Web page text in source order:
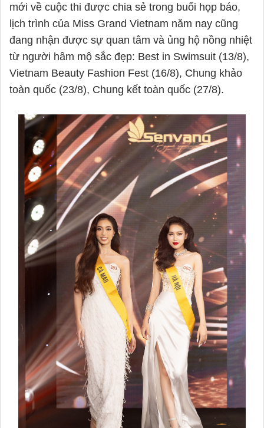
mới về cuộc thi được chia sẻ trong buổi họp báo,
lịch trình của Miss Grand Vietnam năm nay cũng
đang nhận được sự quan tâm và ủng hộ nồng nhiệt
từ người hâm mộ sắc đẹp: Best in Swimsuit (13/8),
Vietnam Beauty Fashion Fest (16/8), Chung khảo
toàn quốc (23/8), Chung kết toàn quốc (27/8).